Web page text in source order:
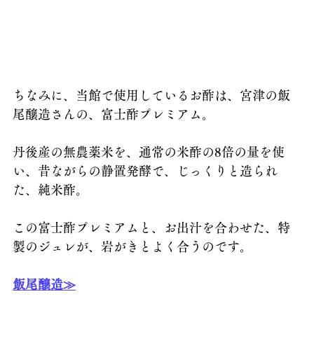
ちなみに、当館で使用しているお酢は、宮津の飯
尾醸造さんの、富士酢プレミアム。
丹後産の無農薬米を、通常の米酢の8倍の量を使
い、昔ながらの静置発酵で、じっくりと造られ
た、純米酢。
この富士酢プレミアムと、お出汁を合わせた、特
製のジュレが、岩がきとよく合うのです。
飯尾醸造≫